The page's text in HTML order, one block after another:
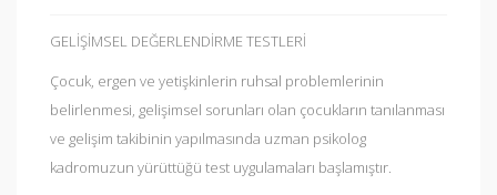
GELİŞİMSEL DEĞERLENDİRME TESTLERİ
Çocuk, ergen ve yetişkinlerin ruhsal problemlerinin
belirlenmesi, gelişimsel sorunları olan çocukların tanılanması
ve gelişim takibinin yapılmasında uzman psikolog
kadromuzun yürüttüğü test uygulamaları başlamıştır.